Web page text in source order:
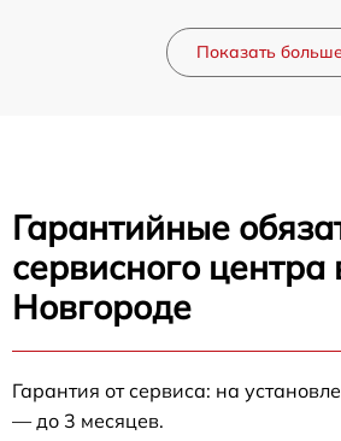
Показать больше
Гарантийные
сервисного
Новгороде
Гарантия от сервиса: на
— до 3 месяцев.